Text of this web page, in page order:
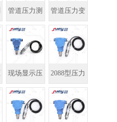
管道压力测
量
管道压力变
送器
现场显示压
力传感器
2088型压力
变送器